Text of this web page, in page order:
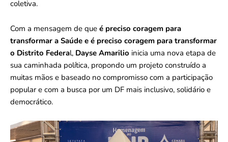
coletiva.
Com a mensagem de que é preciso coragem para
transformar a Saúde e é preciso coragem para transformar
o Distrito Federal, Dayse Amarilio inicia uma nova etapa de
sua caminhada política, propondo um projeto construído a
muitas mãos e baseado no compromisso com a participação
popular e com a busca por um DF mais inclusivo, solidário e
democrático.